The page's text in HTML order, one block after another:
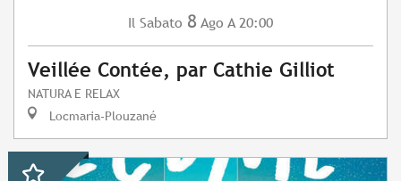
Il Sabato 8 Ago A 20:00
Veillée Contée, par Cathie Gilliot
NATURA E RELAX
Locmaria-Plouzané